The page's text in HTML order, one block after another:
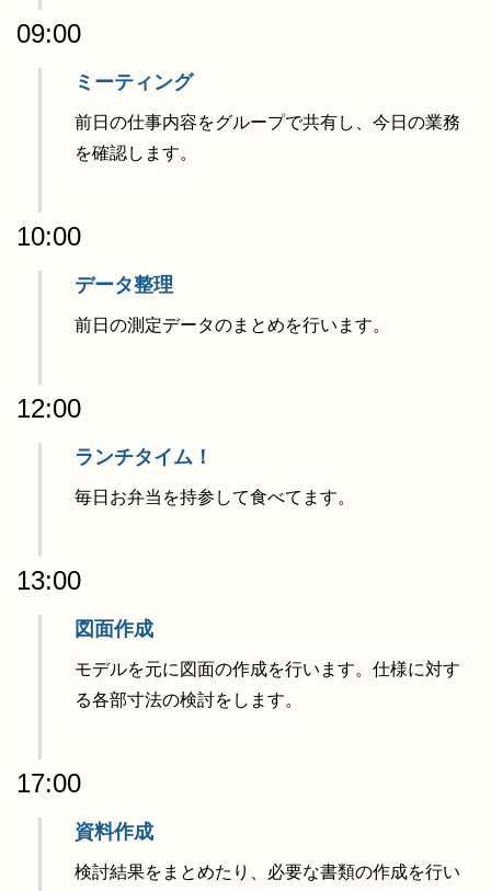
09:00
ミーティング
前日の仕事内容をグループで共有し、今日の業務
を確認します。
10:00
データ整理
前日の測定データのまとめを行います。
12:00
ランチタイム！
毎日お弁当を持参して食べてます。
13:00
図面作成
モデルを元に図面の作成を行います。仕様に対す
る各部寸法の検討をします。
17:00
資料作成
検討結果をまとめたり、必要な書類の作成を行い